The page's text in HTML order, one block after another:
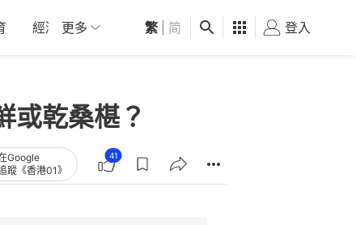
經濟 01深圳 觀點 健康 好食玩飛
更多 繁 简 登入
或乾桑椹？
Google
蹤《香港01》
41